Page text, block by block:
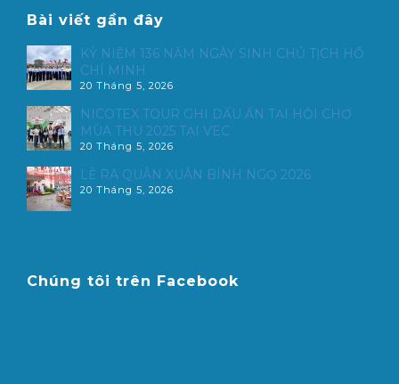
Bài viết gần đây
KỶ NIỆM 136 NĂM NGÀY SINH CHỦ TỊCH HỒ
CHÍ MINH
20 Tháng 5, 2026
NICOTEX TOUR GHI DẤU ẤN TẠI HỘI CHỢ
MÙA THU 2025 TẠI VEC
20 Tháng 5, 2026
LỄ RA QUÂN XUÂN BÍNH NGỌ 2026
20 Tháng 5, 2026
Chúng tôi trên Facebook